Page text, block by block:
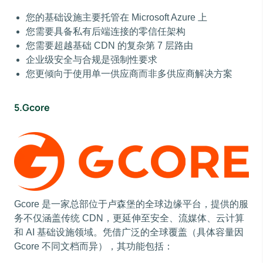
您的基础设施主要托管在 Microsoft Azure 上
您需要具备私有后端连接的零信任架构
您需要超越基础 CDN 的复杂第 7 层路由
企业级安全与合规是强制性要求
您更倾向于使用单一供应商而非多供应商解决方案
5.Gcore
Gcore 是一家总部位于卢森堡的全球边缘平台，提供的服
务不仅涵盖传统 CDN，更延伸至安全、流媒体、云计算
和 AI 基础设施领域。凭借广泛的全球覆盖（具体容量因
Gcore 不同文档而异），其功能包括：